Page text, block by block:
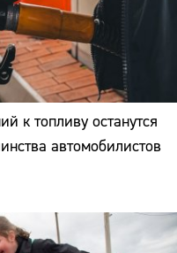
к топливу останутся
автомобилистов